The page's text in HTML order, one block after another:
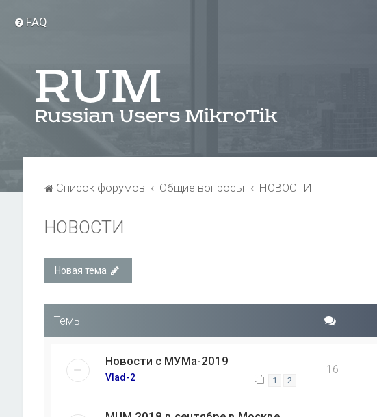
FAQ
Список форумов Общие вопросы НОВОСТИ
НОВОСТИ
Новая тема
Темы
Новости с МУМа-2019
Vlad-2 1 2
16